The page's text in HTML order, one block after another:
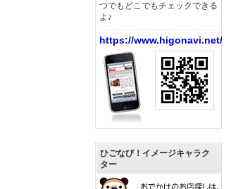
つでもどこでもチェックできる
よ♪
https://www.higonavi.net/
ひごなび！イメージキャラク
ター